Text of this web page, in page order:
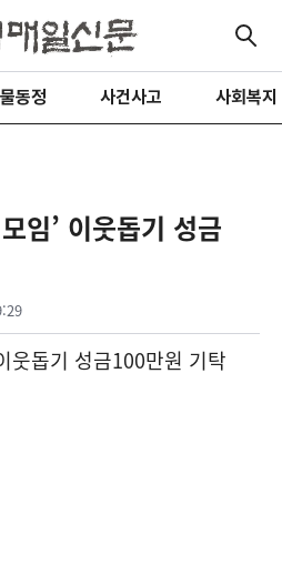
동정 사건사고 사회복지
임’ 이웃돕기 성금
웃돕기 성금100만원 기탁